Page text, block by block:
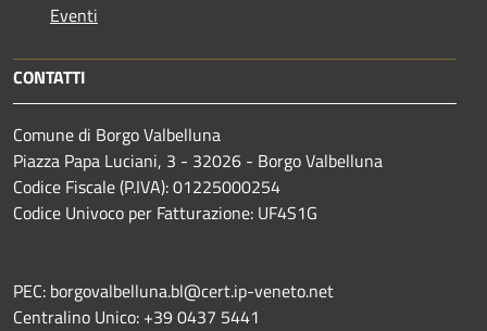
Eventi
CONTATTI
Comune di Borgo Valbelluna
Piazza Papa Luciani, 3 - 32026 - Borgo Valbelluna
Codice Fiscale (P.IVA): 01225000254
Codice Univoco per Fatturazione: UF4S1G
PEC: borgovalbelluna.bl@cert.ip-veneto.net
Centralino Unico: +39 0437 5441